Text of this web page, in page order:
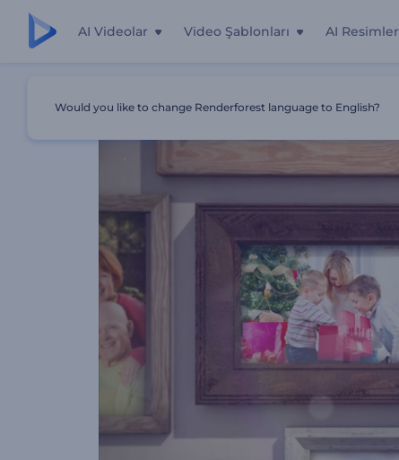
AI Videolar Video Şablonları AI Resimler
Would you like to change Renderforest language to English?